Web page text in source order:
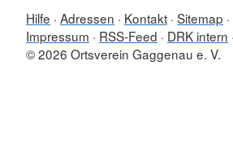
Hilfe Adressen Kontakt Sitemap
Impressum
RSS-Feed
DRK intern
© 2026 Ortsverein Gaggenau e. V.